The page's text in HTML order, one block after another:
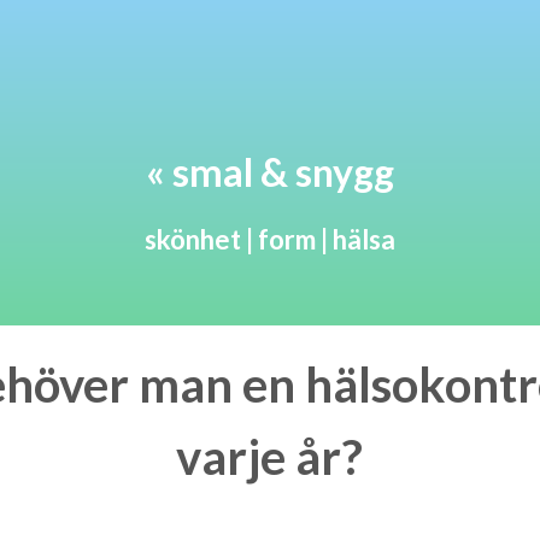
« smal & snygg
skönhet | form | hälsa
man en
varje år?